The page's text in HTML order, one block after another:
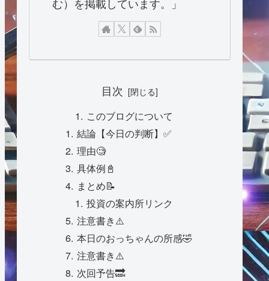
む）を掲載しています。」
目次
このブログについて
結論【今日の判断】✅
理由🧐
具体例📓
まとめ📝
投資の案内所リンク
注意書き⚠️
本日のおっちゃんの所感🤣
注意書き⚠️
次回予告🔜